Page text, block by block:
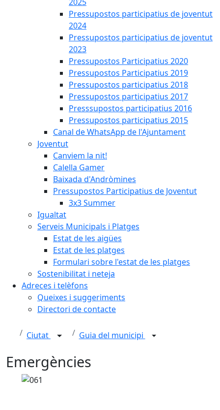
Pressupostos participatius de joventut
2024
Pressupostos participatius de joventut
2023
Pressupostos Participatius 2020
Pressupostos Participatius 2019
Pressupostos participatius 2018
Pressupostos participatius 2017
Presssupostos participatius 2016
Pressupostos participatius 2015
Canal de WhatsApp de l'Ajuntament
Joventut
Canviem la nit!
Calella Gamer
Baixada d'Andròmines
Pressupostos Participatius de Joventut
3x3 Summer
Igualtat
Serveis Municipals i Platges
Estat de les aigües
Estat de les platges
Formulari sobre l'estat de les platges
Sostenibilitat i neteja
Adreces i telèfons
Queixes i suggeriments
Directori de contacte
Ciutat Guia del municipi
Emergències